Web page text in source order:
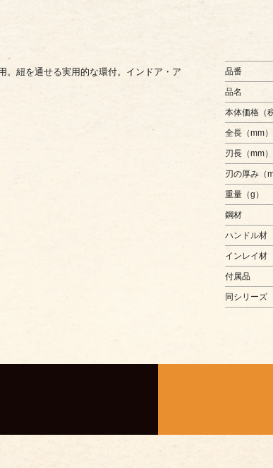
。紐を通せる実用的な環付。インドア・ア 品番
品名
本体価格（
全長（mm）
刃長（mm）
刃の厚み（
重量（g）
鋼材
ハンドル材
インレイ材
付属品
同シリーズ